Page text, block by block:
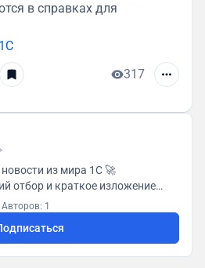
в справках для
317
из мира 1С 🚀
отбор и краткое изложение
📌 Будь в курсе событий! 🔥 Для
Авторов: 1